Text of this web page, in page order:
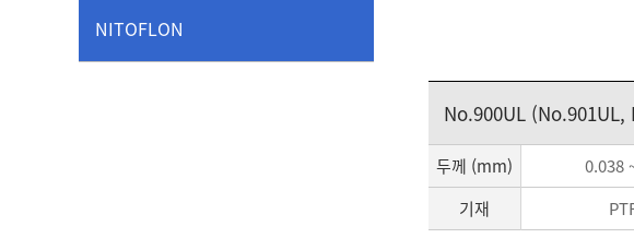
NITOFLON
No.900UL (No.901UL,
두께 (mm)
0.038
기재